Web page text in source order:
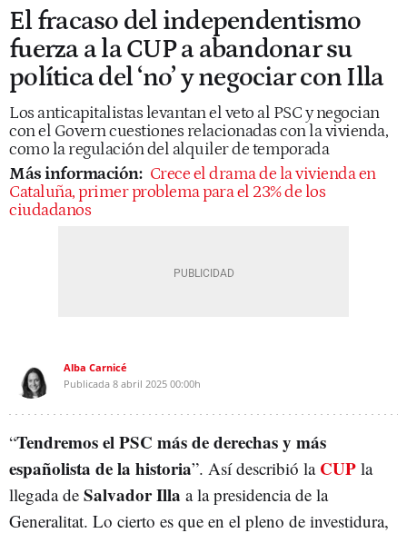
El fracaso del independentismo
fuerza a la CUP a abandonar su
política del ‘no’ y negociar con Illa
Los anticapitalistas levantan el veto al PSC y negocian
con el Govern cuestiones relacionadas con la vivienda,
como la regulación del alquiler de temporada
Más información: Crece el drama de la vivienda en
Cataluña, primer problema para el 23% de los
ciudadanos
Alba Carnicé
Publicada 8 abril 2025 00:00h
“Tendremos el PSC más de derechas y más
españolista de la historia”. Así describió la CUP la
llegada de Salvador Illa a la presidencia de la
Generalitat. Lo cierto es que en el pleno de investidura,